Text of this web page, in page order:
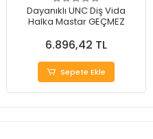
Dayanıklı UNC Diş Vida
Halka Mastar GEÇMEZ
6.896,42 TL
Sepete Ekle